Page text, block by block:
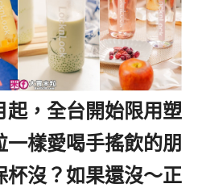
起，全台開始限用塑
樣愛喝手搖飲的朋
杯沒？如果還沒～正